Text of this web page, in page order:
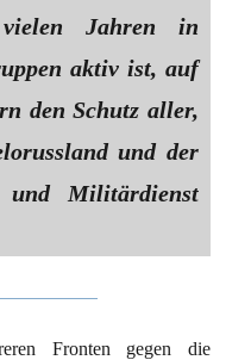
Jahren in
aktiv ist, auf
den Schutz aller,
und der
Militärdienst
Fronten gegen die